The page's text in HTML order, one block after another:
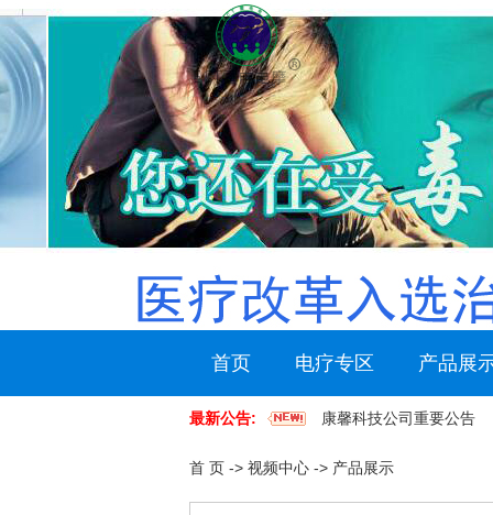
首页 电疗专区 产品展
最新公告: 康馨科技公司重要公告
首 页 -> 视频中心 -> 产品展示